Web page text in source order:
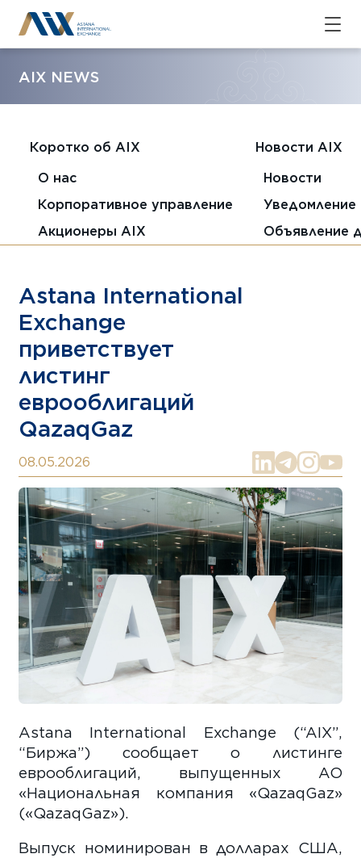
AIX NEWS
Коротко об AIX
О нас
Корпоративное управление
Акционеры AIX
Новости AIX
Новости
Объявление
Astana International
Exchange
приветствует
листинг
еврооблигаций
QazaqGaz
08.05.2026
Astana International Exchange (“AIX”,
“Биржа”) сообщает о листинге
еврооблигаций, выпущенных АО
«Национальная компания «QazaqGaz»
(«QazaqGaz»).
Выпуск номинирован в долларах США,